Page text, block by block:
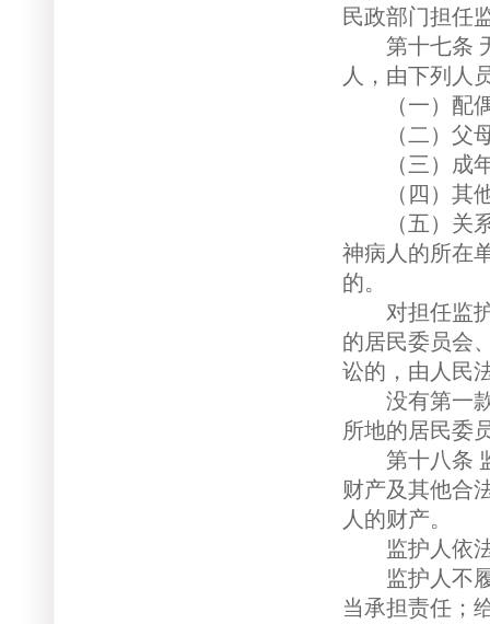
民政部门担任
第十七条 无
人，由下列人
（一）配
（二）父
（三）成年
（四）其他
（五）关系
神病人的所在
的。
对担任监护
的居民委员会
讼的，由人民
没有第一款
所地的居民委
第十八条 监
财产及其他合
人的财产。
监护人依法
监护人不履
当承担责任；